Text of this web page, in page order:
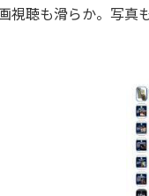
視聴も滑らか。写真